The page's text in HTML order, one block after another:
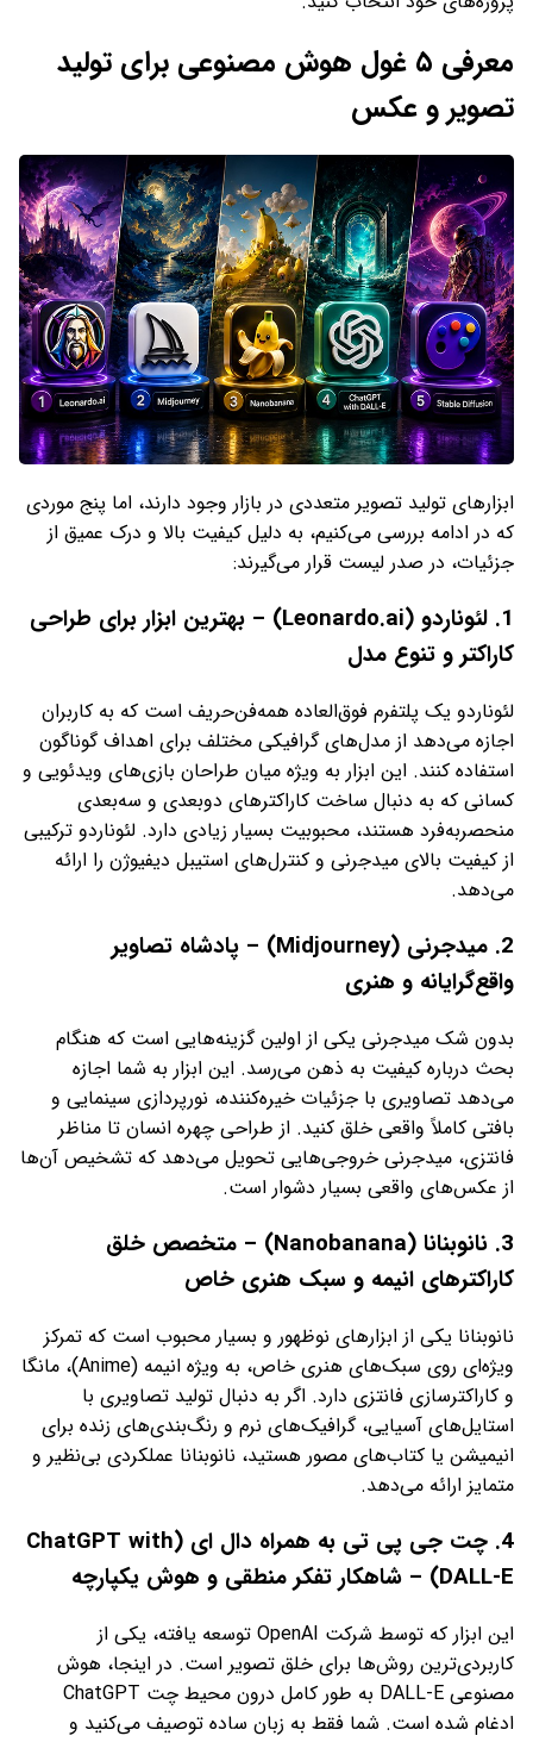
معرفی ۵ غول هوش مصنوعی برای تولید
تصویر و عکس
ابزارهای تولید تصویر متعددی در بازار وجود دارند، اما پنج موردی
که در ادامه بررسی می‌کنیم، به دلیل کیفیت بالا و درک عمیق از
جزئیات، در صدر لیست قرار می‌گیرند:
1. لئوناردو (Leonardo.ai) – بهترین ابزار برای طراحی
کاراکتر و تنوع مدل
لئوناردو یک پلتفرم فوق‌العاده همه‌فن‌حریف است که به کاربران
اجازه می‌دهد از مدل‌های گرافیکی مختلف برای اهداف گوناگون
استفاده کنند. این ابزار به ویژه میان طراحان بازی‌های ویدئویی و
کسانی که به دنبال ساخت کاراکترهای دوبعدی و سه‌بعدی
منحصربه‌فرد هستند، محبوبیت بسیار زیادی دارد. لئوناردو ترکیبی
از کیفیت بالای میدجرنی و کنترل‌های استیبل دیفیوژن را ارائه
می‌دهد.
2. میدجرنی (Midjourney) – پادشاه تصاویر
واقع‌گرایانه و هنری
بدون شک میدجرنی یکی از اولین گزینه‌هایی است که هنگام
بحث درباره کیفیت به ذهن می‌رسد. این ابزار به شما اجازه
می‌دهد تصاویری با جزئیات خیره‌کننده، نورپردازی سینمایی و
بافتی کاملاً واقعی خلق کنید. از طراحی چهره انسان تا مناظر
فانتزی، میدجرنی خروجی‌هایی تحویل می‌دهد که تشخیص آن‌ها
از عکس‌های واقعی بسیار دشوار است.
3. نانوبنانا (Nanobanana) – متخصص خلق
کاراکترهای انیمه و سبک هنری خاص
نانوبنانا یکی از ابزارهای نوظهور و بسیار محبوب است که تمرکز
ویژه‌ای روی سبک‌های هنری خاص، به ویژه انیمه (Anime)، مانگا
و کاراکترسازی فانتزی دارد. اگر به دنبال تولید تصاویری با
استایل‌های آسیایی، گرافیک‌های نرم و رنگ‌بندی‌های زنده برای
انیمیشن یا کتاب‌های مصور هستید، نانوبنانا عملکردی بی‌نظیر و
متمایز ارائه می‌دهد.
4. چت جی پی تی به همراه دال ای (ChatGPT with
DALL-E) – شاهکار تفکر منطقی و هوش یکپارچه
این ابزار که توسط شرکت OpenAI توسعه یافته، یکی از
کاربردی‌ترین روش‌ها برای خلق تصویر است. در اینجا، هوش
مصنوعی DALL-E به طور کامل درون محیط چت ChatGPT
ادغام شده است. شما فقط به زبان ساده توصیف می‌کنید و